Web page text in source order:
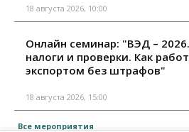
18 августа 2026, 10:00
Онлайн семинар: "ВЭД –
налоги и проверки. Как
экспортом без штрафов"
18 августа 2026, 15:00
Все мероприятия